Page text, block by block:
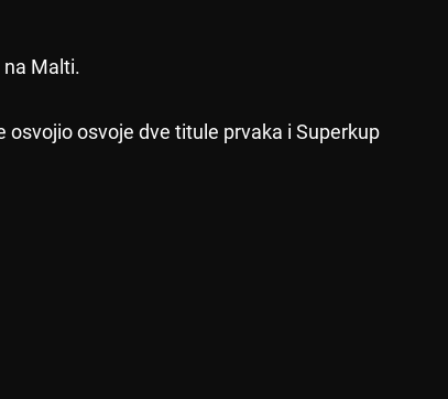
na Malti.
osvoje dve titule prvaka i Superkup